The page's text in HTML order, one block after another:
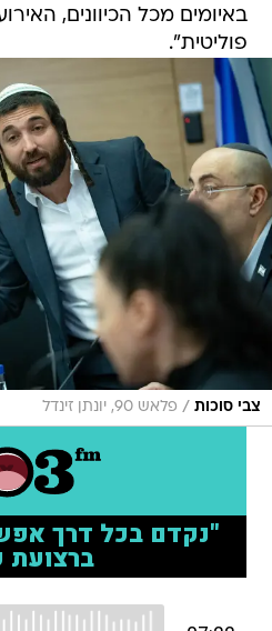
באיומים מכל הכיוונים,
פוליטית".
צבי סוכות / פלאש 90, יונתן זינדל